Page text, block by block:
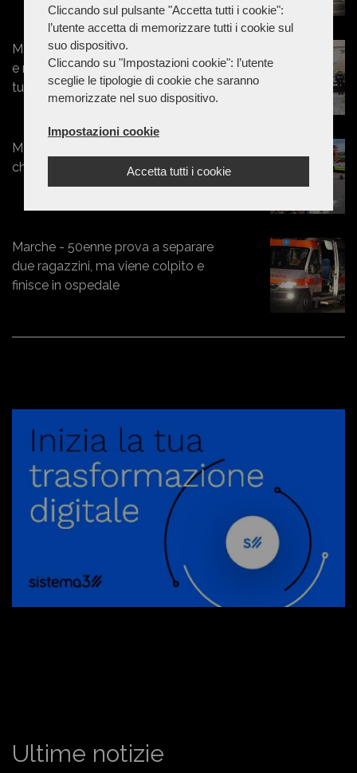
Cliccando sul pulsante "Accetta tutti i cookie":
l’utente accetta di memorizzare tutti i cookie sul
suo dispositivo.
Cliccando su "Impostazioni cookie": l’utente
sceglie le tipologie di cookie che saranno
memorizzate nel suo dispositivo.
Impostazioni cookie
Accetta tutti i cookie
Marche - Aggrediscono, malmenano
e rapinano un giovane: fermati tre
tunisini
Marche - Esce di strada con l'Ape
che poi si ribalta: un ferito a Torrette
Marche - 50enne prova a separare
due ragazzini, ma viene colpito e
finisce in ospedale
Ultime notizie